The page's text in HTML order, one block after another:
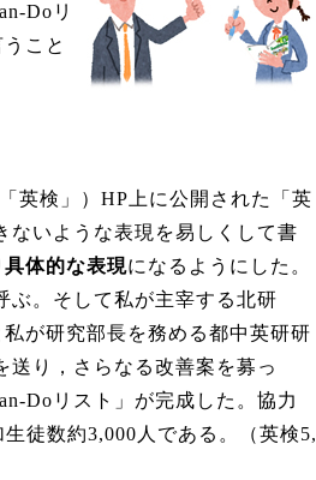
Doリ
うこと
英検」）HP上に公開された「英
ないような表現を易しくして書
具体的な表現になるようにした。
ぶ。そして私が主宰する北研
が研究部長を務める都中英研研
送り，さらなる改善案を募っ
Doリスト」が完成した。協力
徒数約3,000人である。（英検5,